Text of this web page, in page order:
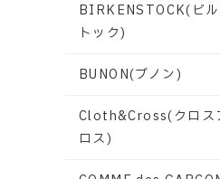
BIRKENSTOCK(ビル
トック)
BUNON(ブノン)
Cloth&Cross(クロス
ロス)